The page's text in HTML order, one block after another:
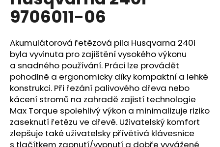
0,0
z
hvězdiček.
9706011-06
Akumulátorová řetězová pila Husqvarna 240i
byla vyvinuta pro zajištění vysokého výkonu
a snadného používání. Práci lze provádět
pohodlně a ergonomicky díky kompaktní a lehké
konstrukci. Při řezání palivového dřeva nebo
kácení stromů na zahradě zajistí technologie
Max Torque spolehlivý výkon a minimalizuje riziko
zaseknutí řetězu ve dřevě. Uživatelský komfort
zlepšuje také uživatelsky přívětivá klávesnice
s tlačítkem zapnutí/vypnutí a dobře vyvážené
a
j
í
t
?
HLEDAT